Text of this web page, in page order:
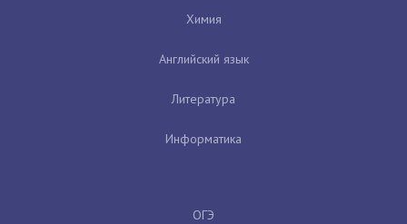
Химия
Английский язык
Литература
Информатика
ОГЭ